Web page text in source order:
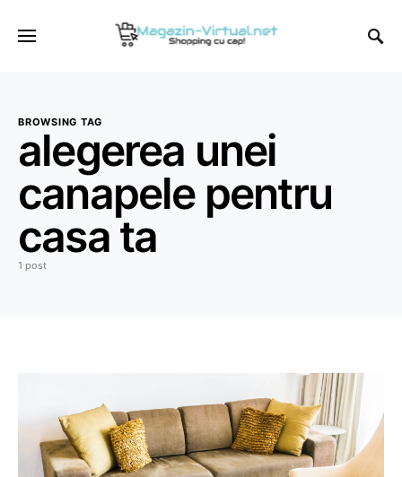
BROWSING TAG
alegerea unei
canapele pentru
casa ta
1 post